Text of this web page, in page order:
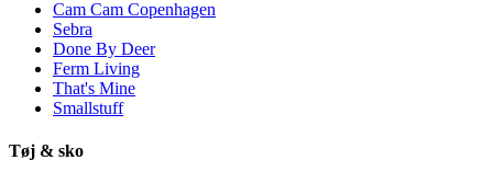
Cam Cam Copenhagen
Sebra
Done By Deer
Ferm Living
That's Mine
Smallstuff
Tøj & sko